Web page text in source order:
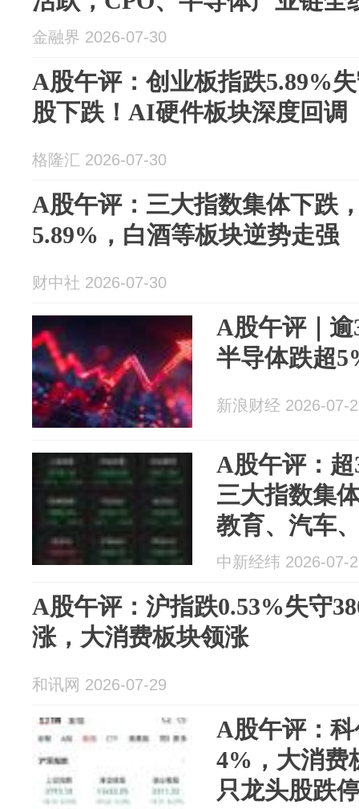
金融界 2026-07-30
A股午评：创业板指跌5.89%
股下跌！AI硬件板块深度回调
格隆汇 2026-07-30
A股午评：三大指数集体下跌
5.89%，白酒等板块逆势走强
财中社 2026-07-30
A股午评｜
半导体跌超
新浪财经 2026-07-
A股午评：
三大指数集
教育、汽车
芯片股走低
中新经纬 2026-07-
A股午评：沪指跌0.53%失守
涨，大消费板块领涨
和讯网 2026-07-29
A股午评：
4%，大消费
只龙头股跌